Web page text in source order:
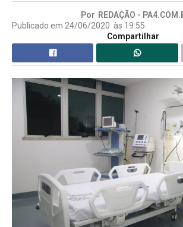
Por REDAÇÃO -
Publicado em 24/06/2020 às 19:55
Compartilhar